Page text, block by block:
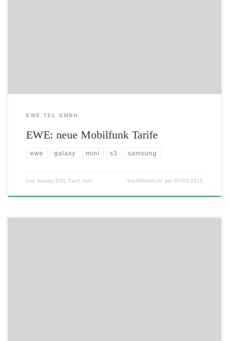
EWE TEL GMBH
EWE: neue Mobilfunk Tarife
ewe galaxy mini s3 samsung
von Handy-DSL-Tarif.Info Veröffentlicht am07/03/2013